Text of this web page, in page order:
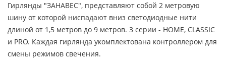
Гирлянды "ЗАНАВЕС", представляют собой 2 метровую
шину от которой ниспадают вниз светодиодные нити
длиной от 1,5 метров до 9 метров. 3 серии - HOME, CLASSIC
и PRO. Каждая гирлянда укомплектована контроллером для
смены режимов свечения.